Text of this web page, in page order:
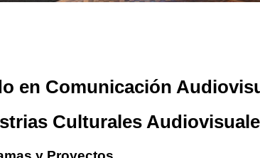
en Comunicación
Culturales